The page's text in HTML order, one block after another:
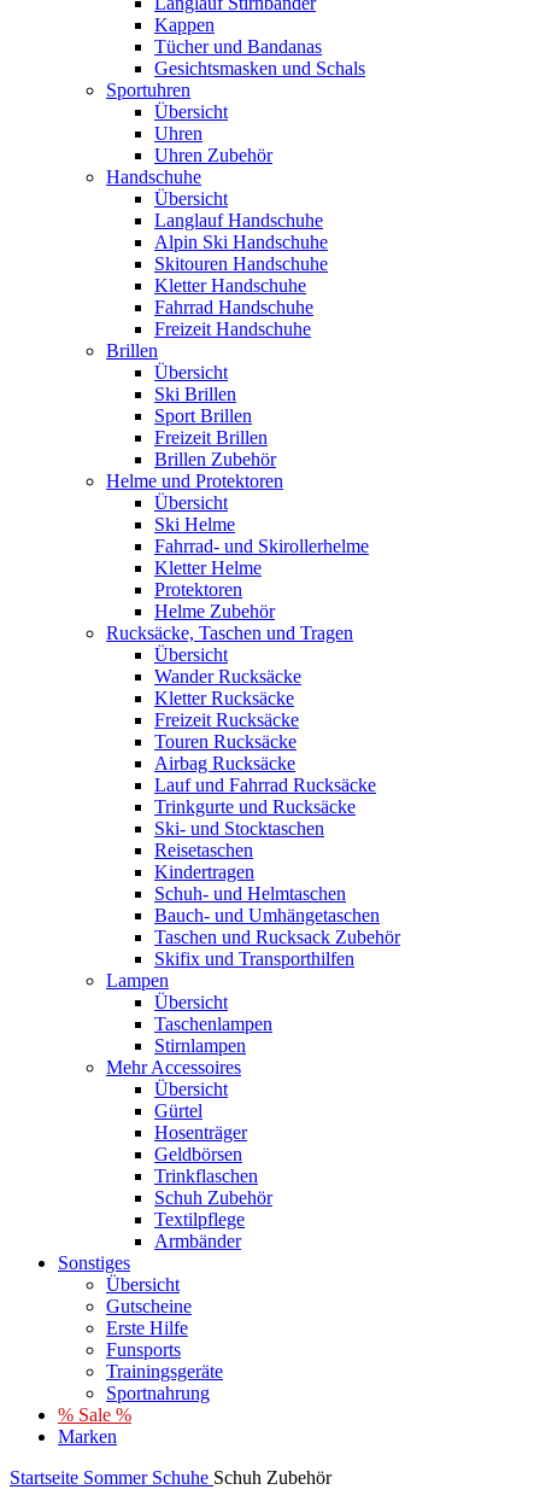
Kappen
Tücher und Bandanas
Gesichtsmasken und Schals
Sportuhren
Übersicht
Uhren
Uhren Zubehör
Handschuhe
Übersicht
Langlauf Handschuhe
Alpin Ski Handschuhe
Skitouren Handschuhe
Kletter Handschuhe
Fahrrad Handschuhe
Freizeit Handschuhe
Brillen
Übersicht
Ski Brillen
Sport Brillen
Freizeit Brillen
Brillen Zubehör
Helme und Protektoren
Übersicht
Ski Helme
Fahrrad- und Skirollerhelme
Kletter Helme
Protektoren
Helme Zubehör
Rucksäcke, Taschen und Tragen
Übersicht
Wander Rucksäcke
Kletter Rucksäcke
Freizeit Rucksäcke
Touren Rucksäcke
Airbag Rucksäcke
Lauf und Fahrrad Rucksäcke
Trinkgurte und Rucksäcke
Ski- und Stocktaschen
Reisetaschen
Kindertragen
Schuh- und Helmtaschen
Bauch- und Umhängetaschen
Taschen und Rucksack Zubehör
Skifix und Transporthilfen
Lampen
Übersicht
Taschenlampen
Stirnlampen
Mehr Accessoires
Übersicht
Gürtel
Hosenträger
Geldbörsen
Trinkflaschen
Schuh Zubehör
Textilpflege
Armbänder
Sonstiges
Übersicht
Gutscheine
Erste Hilfe
Funsports
Trainingsgeräte
Sportnahrung
% Sale %
Marken
Startseite Sommer Schuhe Schuh Zubehör